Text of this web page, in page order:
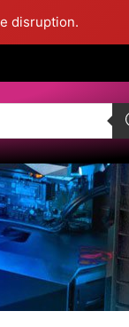
disruption.